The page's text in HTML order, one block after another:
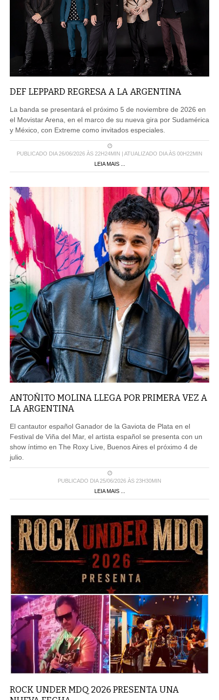
DEF LEPPARD REGRESA A LA ARGENTINA
La banda se presentará el próximo 5 de noviembre de 2026 en
el Movistar Arena, en el marco de su nueva gira por Sudamérica
y México, con Extreme como invitados especiales.
PUBLICADO DIA 26/06/2026 ÀS 22H24MIN | ATUALIZADO DIA ÀS 00H22MIN
LEIA MAIS ...
ANTOÑITO MOLINA LLEGA POR PRIMERA VEZ A
LA ARGENTINA
El cantautor español Ganador de la Gaviota de Plata en el
Festival de Viña del Mar, el artista español se presenta con un
show íntimo en The Roxy Live, Buenos Aires el próximo 4 de
julio.
PUBLICADO DIA 25/06/2026 ÀS 23H30MIN
LEIA MAIS ...
ROCK UNDER MDQ 2026 PRESENTA UNA